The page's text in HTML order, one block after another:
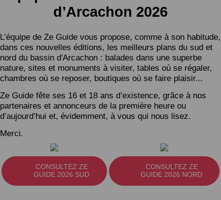
d’Arcachon 2026
L’équipe de Ze Guide vous propose, comme à son habitude,
dans ces nouvelles éditions, les meilleurs plans du sud et
nord du bassin d'Arcachon : balades dans une superbe
nature, sites et monuments à visiter, tables où se régaler,
chambres où se reposer, boutiques où se faire plaisir...
Ze Guide fête ses 16 et 18 ans d’existence, grâce à nos
partenaires et annonceurs de la première heure ou
d’aujourd’hui et, évidemment, à vous qui nous lisez.
Merci.
CONSULTEZ ZE
GUIDE 2026 SUD
CONSULTEZ ZE
GUIDE 2026 NORD